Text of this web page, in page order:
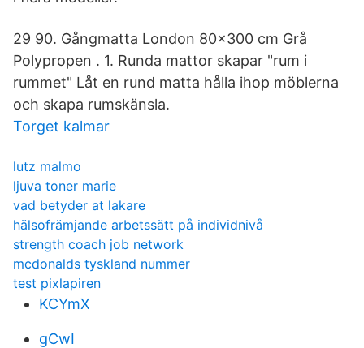
29 90. Gångmatta London 80x300 cm Grå
Polypropen . 1. Runda mattor skapar "rum i
rummet" Låt en rund matta hålla ihop möblerna
och skapa rumskänsla.
Torget kalmar
lutz malmo
ljuva toner marie
vad betyder at lakare
hälsofrämjande arbetssätt på individnivå
strength coach job network
mcdonalds tyskland nummer
test pixlapiren
KCYmX
gCwI